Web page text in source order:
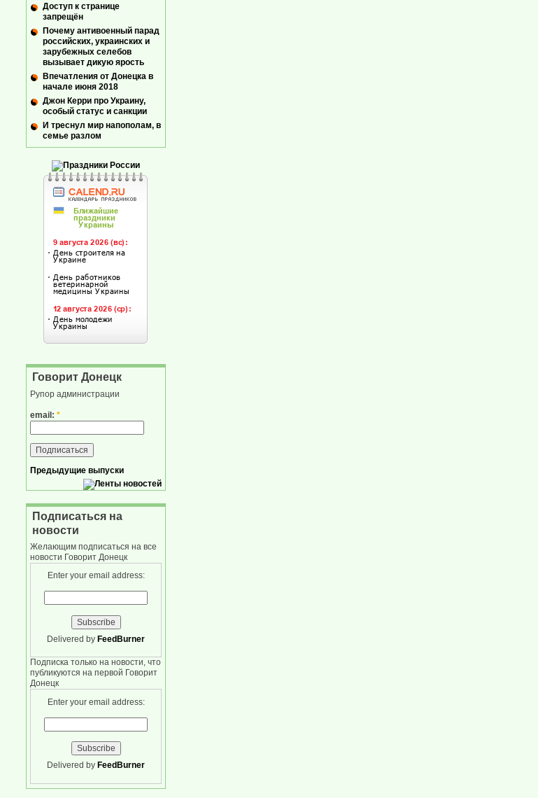
Доступ к странице
запрещён
Почему антивоенный парад
российских, украинских и
зарубежных селебов
вызывает дикую ярость
Впечатления от Донецка в
начале июня 2018
Джон Керри про Украину,
особый статус и санкции
И треснул мир напополам, в
семье разлом
Говорит Донецк
Рупор администрации
email: *
Предыдущие выпуски
Подписаться на
новости
Желающим подписаться на все
новости Говорит Донецк
Enter your email address:
Delivered by FeedBurner
Подписка только на новости, что
публикуются на первой Говорит
Донецк
Enter your email address:
Delivered by FeedBurner